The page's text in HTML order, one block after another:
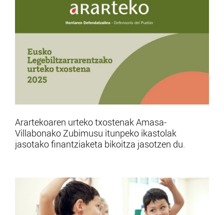
Arartekoaren urteko txostenak Amasa-
Villabonako Zubimusu itunpeko ikastolak
jasotako finantziaketa bikoitza jasotzen du.